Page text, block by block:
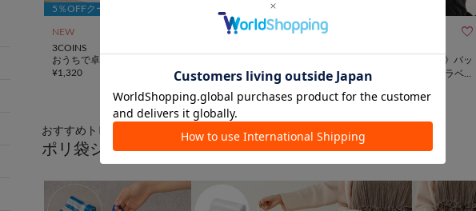
5％OFFクーポン
NEW
3COINS
おうちで卓球セット
¥1,320
5％OFFクーポン
再入荷 SALE 
タブルトイレ／KIDS

《計12ポケット付き！》バッ
グインバッグ／KIDSトラベ
ル¥
おすすめトピック
ポリ袋シリーズ